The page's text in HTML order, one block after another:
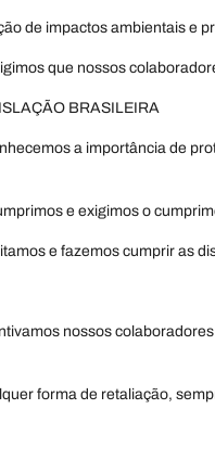
de impactos ambientais e
que nossos
BRASILEIRA
a importância de
e exigimos o
e fazemos cumprir as
nossos
forma de retaliação,